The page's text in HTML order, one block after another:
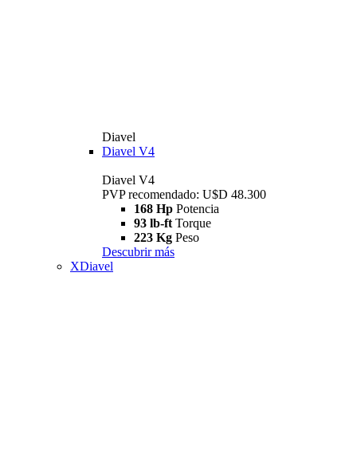
Diavel
Diavel V4
Diavel V4
PVP recomendado: U$D 48.300
168 Hp Potencia
93 lb-ft Torque
223 Kg Peso
Descubrir más
XDiavel